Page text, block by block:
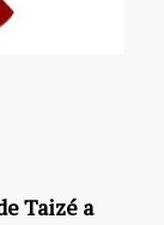
Taizé a